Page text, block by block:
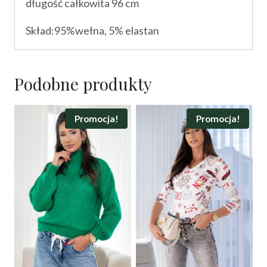
długość całkowita 96 cm
Skład:95%wełna, 5% elastan
Podobne produkty
Promocja! Promocja!